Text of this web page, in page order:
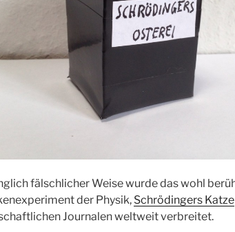
fälschlicher Weise wurde das wohl
der Physik , Schrödingers Katze
Journalen weltweit verbreitet.